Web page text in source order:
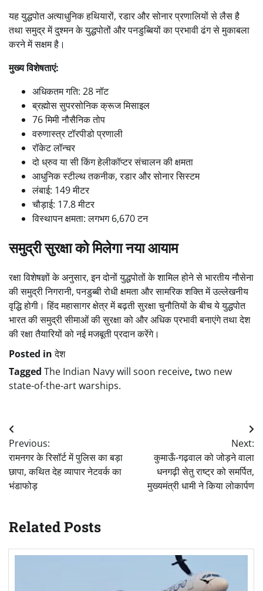
यह युद्धपोत अत्याधुनिक हथियारों, रडार और सोनार प्रणालियों से लैस है
तथा समुद्र में दुश्मन के युद्धपोतों और पनडुब्बियों का प्रभावी ढंग से मुकाबला
करने में सक्षम है।
मुख्य विशेषताएं:
अधिकतम गति: 28 नॉट
ब्रह्मोस सुपरसोनिक क्रूज मिसाइल
76 मिमी नौसैनिक तोप
वरुणास्त्र टॉरपीडो प्रणाली
रॉकेट लॉन्चर
दो ध्रुव या सी किंग हेलीकॉप्टर संचालन की क्षमता
आधुनिक स्टील्थ तकनीक, रडार और सोनार सिस्टम
लंबाई: 149 मीटर
चौड़ाई: 17.8 मीटर
विस्थापन क्षमता: लगभग 6,670 टन
समुद्री सुरक्षा को मिलेगा नया आयाम
रक्षा विशेषज्ञों के अनुसार, इन दोनों युद्धपोतों के शामिल होने से भारतीय नौसेना
की समुद्री निगरानी, पनडुब्बी रोधी क्षमता और सामरिक शक्ति में उल्लेखनीय
वृद्धि होगी। हिंद महासागर क्षेत्र में बढ़ती सुरक्षा चुनौतियों के बीच ये युद्धपोत
भारत की समुद्री सीमाओं की सुरक्षा को और अधिक प्रभावी बनाएंगे तथा देश
की रक्षा तैयारियों को नई मजबूती प्रदान करेंगे।
Posted inदेश
Tagged The Indian Navy will soon receive, two new
state-of-the-art warships.
Post
navigation
Previous:
रामनगर के रिसॉर्ट में पुलिस का बड़ा
छापा, कथित देह व्यापार नेटवर्क का
भंडाफोड़
Next:
कुमाऊँ-गढ़वाल को जोड़ने वाला
धनगढ़ी सेतु राष्ट्र को समर्पित,
मुख्यमंत्री धामी ने किया लोकार्पण
Related Posts